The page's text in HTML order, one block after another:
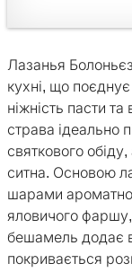
Лазанья
кухні, що
ніжність пасти
страва ідеально
святкового
ситна. Основою
шарами
яловичого фаршу,
бешамель додає
покривається